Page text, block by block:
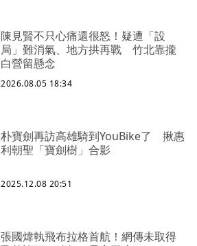
陳見賢不只心痛還很怒！疑遭「設
局」難消氣、地方拱再戰 竹北靠攏
白營留懸念
2026.08.05 18:34
朴寶劍再訪高雄騎到YouBike了 揪惠
利朝聖「寶劍樹」合影
2025.12.08 20:51
張國煒執飛布拉格首航！網傳未取得